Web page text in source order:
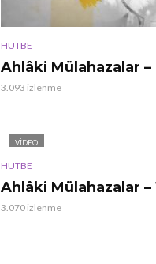
HUTBE
Ahlâki Mülahazalar –
3.093 izlenme
VIDEO
HUTBE
Ahlâki Mülahazalar –
3.070 izlenme